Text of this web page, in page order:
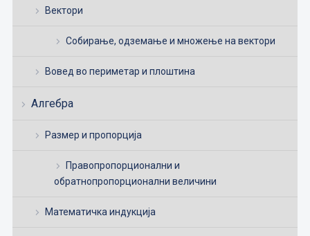
Вектори
Собирање, одземање и множење на вектори
Вовед во периметар и плоштина
Алгебра
Размер и пропорција
Правопропорционални и
обратнопропорционални величини
Математичка индукција